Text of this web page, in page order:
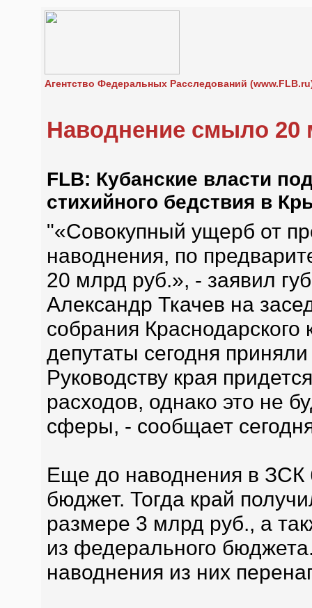
Агентство Федеральных Расследований
Наводнение смыло 20
FLB: Кубанские власти
стихийного бедствия в
"«Совокупный ущерб от
наводнения, по
20 млрд руб.», - заявил
Александр Ткачев на
собрания
депутаты сегодня
Руководству края
расходов, однако это не
сферы, - сообщает
Еще до наводнения в ЗСК
бюджет. Тогда край
размере 3 млрд руб., а
из федерального
наводнения из них